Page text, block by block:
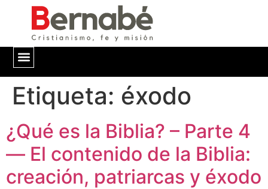
Etiqueta: éxodo
¿Qué es la Biblia? – Parte 4
— El contenido de la Biblia:
creación, patriarcas y éxodo